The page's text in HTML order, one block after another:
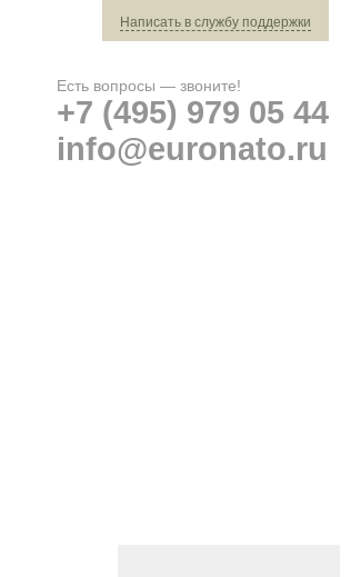
Написать в службу поддержки
Есть вопросы — звоните!
+7 (495) 979 05 44
info@euronato.ru